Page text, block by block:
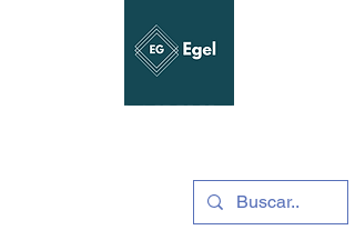
GUÍAS Y SIMULADORES